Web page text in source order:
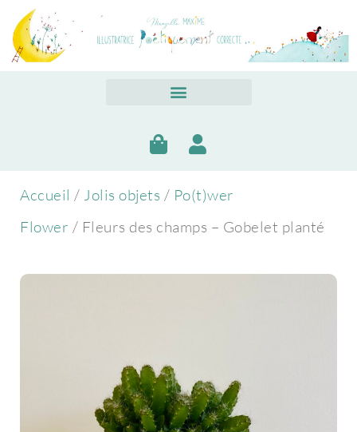
Accueil / Jolis objets / Po(t)wer
Flower / Fleurs des champs – Gobelet planté